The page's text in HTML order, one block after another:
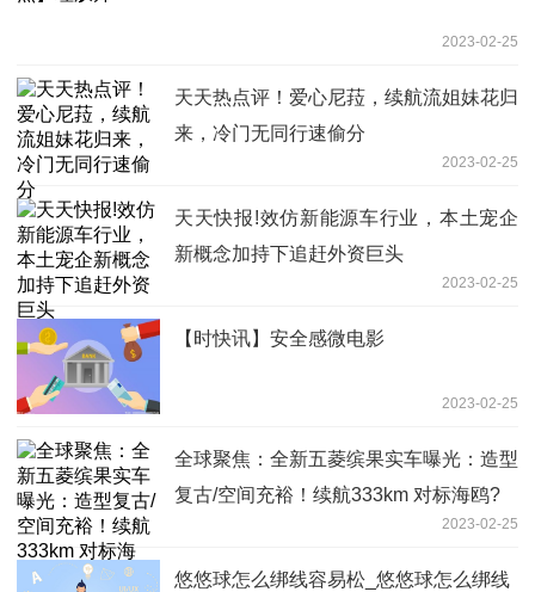
2023-02-25
天天热点评！爱心尼菈，续航流姐妹花归
来，冷门无同行速偷分
2023-02-25
天天快报!效仿新能源车行业，本土宠企
新概念加持下追赶外资巨头
2023-02-25
【时快讯】安全感微电影
2023-02-25
全球聚焦：全新五菱缤果实车曝光：造型
复古/空间充裕！续航333km 对标海鸥?
2023-02-25
悠悠球怎么绑线容易松_悠悠球怎么绑线